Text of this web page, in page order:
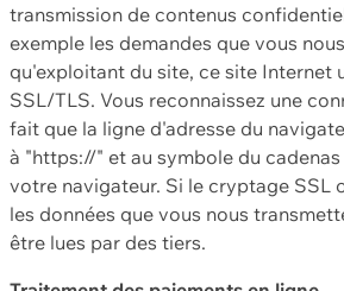
transmission de contenus
exemple les demandes que vous
qu'exploitant du site, ce site Internet
SSL/TLS. Vous reconnaissez une
fait que la ligne d'adresse du
à "https://" et au symbole du
votre navigateur. Si le cryptage SSL
les données que vous nous
être lues par des tiers.